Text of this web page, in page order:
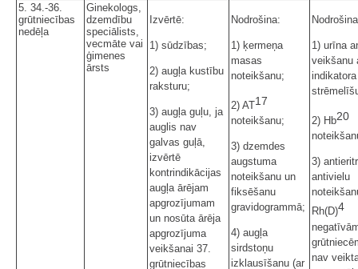
5. 34.-36.
grūtniecības
nedēļa
Ginekologs,
dzemdību
speciālists,
vecmāte vai
ģimenes
ārsts
Izvērtē:
1) sūdzības;
2) augļa kustību
raksturu;
3) augļa guļu, ja
auglis nav
galvas guļā,
izvērtē
kontrindikācijas
augļa ārējam
apgrozījumam
un nosūta ārēja
apgrozījuma
veikšanai 37.
grūtniecības
Nodrošina:
1) ķermeņa
masas
noteikšanu;
2) AT17
noteikšanu;
3) dzemdes
augstuma
noteikšanu un
fiksēšanu
gravidogrammā;
4) augļa
sirdstoņu
izklausīšanu (ar
1) urīna
veikšanu
indikatora
2) Hb20
3)
antivielu
Rh(D)4
nav